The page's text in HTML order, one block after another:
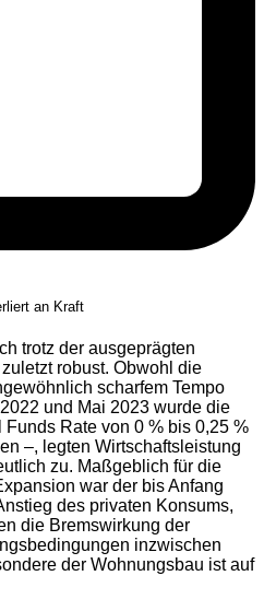
an Kraft
trotz der ausgeprägten
robust. Obwohl die
scharfem Tempo
und Mai 2023 wurde die
Rate von 0 % bis 0,25 %
–, legten Wirtschaftsleistung
zu. Maßgeblich für die
war der bis Anfang
des privaten Konsums,
die Bremswirkung der
inzwischen
der Wohnungsbau ist auf